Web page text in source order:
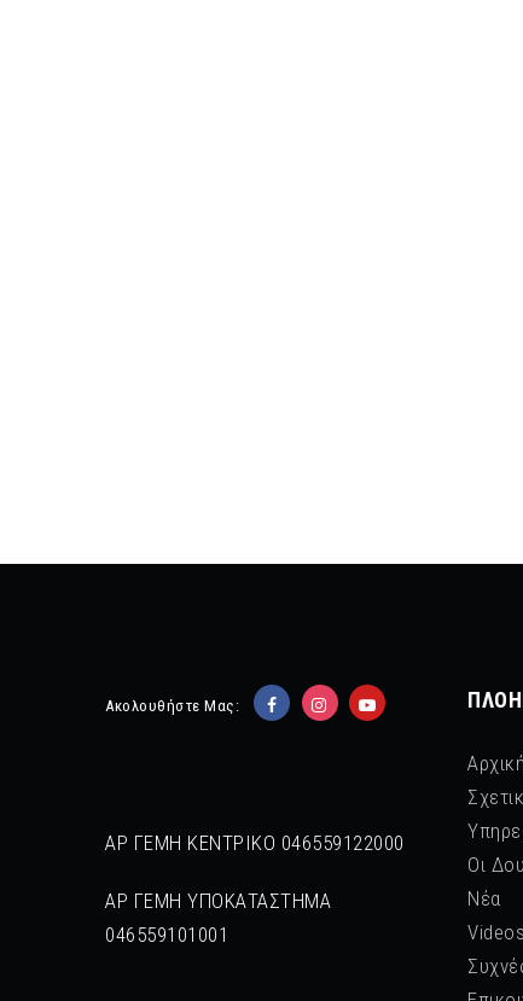
Ακολουθήστε Μας:
ΑΡ ΓΕΜΗ ΚΕΝΤΡΙΚΟ 046559122000
ΑΡ ΓΕΜΗ ΥΠΟΚΑΤΑΣΤΗΜΑ
046559101001
Αρχική
Οι
Νέα
Videos